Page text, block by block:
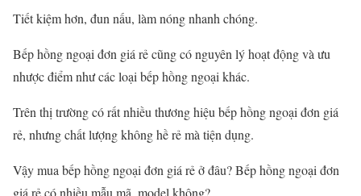
Tiết kiệm hơn, đun nấu, làm nóng nhanh chóng.
Bếp hồng ngoại đơn giá rẻ cũng có nguyên lý hoạt động và ưu
nhược điểm như các loại bếp hồng ngoại khác.
Trên thị trường có rất nhiều thương hiệu bếp hồng ngoại đơn giá
rẻ, nhưng chất lượng không hề rẻ mà tiện dụng.
Vậy mua bếp hồng ngoại đơn giá rẻ ở đâu? Bếp hồng ngoại đơn
giá rẻ có nhiều mẫu mã, model không?